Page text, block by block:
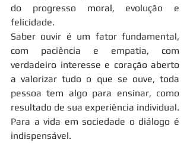
do progresso moral, evolução e
felicidade.
Saber ouvir é um fator fundamental,
com paciência e empatia, com
verdadeiro interesse e coração aberto
a valorizar tudo o que se ouve, toda
pessoa tem algo para ensinar, como
resultado de sua experiência individual.
Para a vida em sociedade o diálogo é
indispensável.